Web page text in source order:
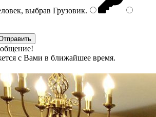
выбрав Грузовик.
с Вами в ближайшее время.